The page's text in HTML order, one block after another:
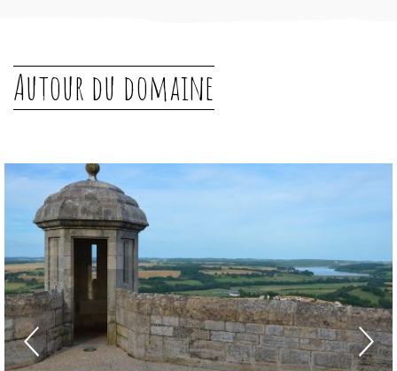
Autour du domaine